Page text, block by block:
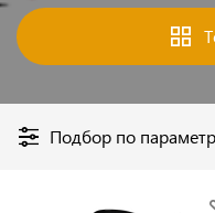
Подбор по